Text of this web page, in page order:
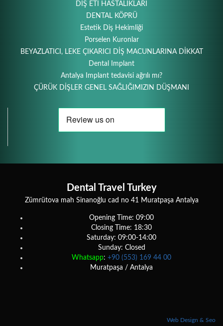
DİŞ ETİ HASTALIKLARI
DENTAL KÖPRÜ
Estetik Diş Hekimliği
Porselen Kuronlar
BEYAZLATICI, LEKE ÇIKARICI DİŞ MACUNLARINA DİKKAT
Dental Implant
Antalya Implant tedavisi ağrılı mı?
ÇÜRÜK DİŞLER GENEL SAĞLIĞIMIZIN DÜŞMANI
Dental Travel Turkey
Zümrütova mah Sinanoğlu cad no 41 Muratpaşa Antalya
Opening Time: 09:00
Closing Time: 18:30
Saturday: 09:00-14:00
Sunday: Closed
Whatsapp: +90 (553) 169 44 00
Muratpaşa / Antalya
Web Design & Seo